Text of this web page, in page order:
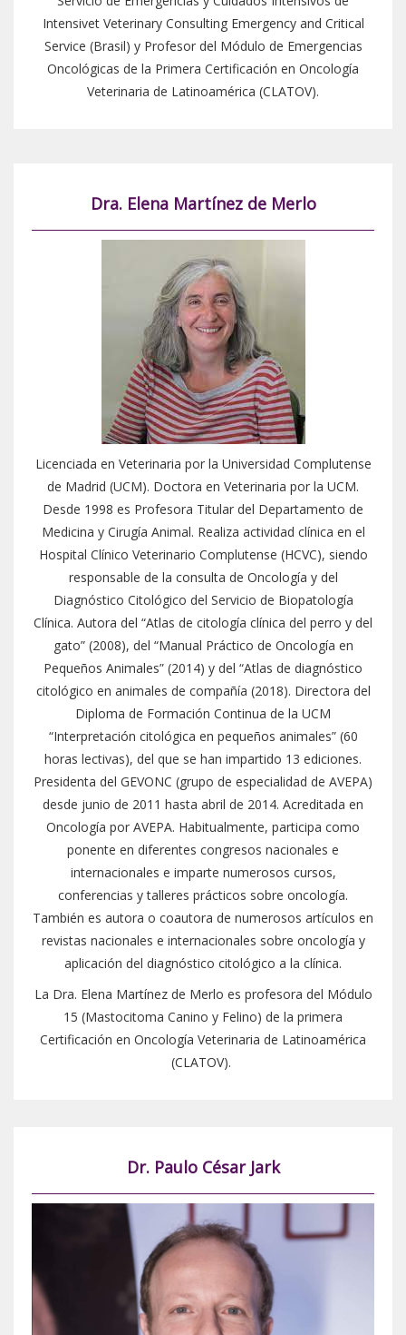
Intensivet Veterinary Consulting Emergency and Critical
Service (Brasil) y Profesor del Módulo de Emergencias
Oncológicas de la Primera Certificación en Oncología
Veterinaria de Latinoamérica (CLATOV).
Dra. Elena Martínez de Merlo
Licenciada en Veterinaria por la Universidad Complutense
de Madrid (UCM). Doctora en Veterinaria por la UCM.
Desde 1998 es Profesora Titular del Departamento de
Medicina y Cirugía Animal. Realiza actividad clínica en el
Hospital Clínico Veterinario Complutense (HCVC), siendo
responsable de la consulta de Oncología y del
Diagnóstico Citológico del Servicio de Biopatología
Clínica. Autora del “Atlas de citología clínica del perro y del
gato” (2008), del “Manual Práctico de Oncología en
Pequeños Animales” (2014) y del “Atlas de diagnóstico
citológico en animales de compañía (2018). Directora del
Diploma de Formación Continua de la UCM
“Interpretación citológica en pequeños animales” (60
horas lectivas), del que se han impartido 13 ediciones.
Presidenta del GEVONC (grupo de especialidad de AVEPA)
desde junio de 2011 hasta abril de 2014. Acreditada en
Oncología por AVEPA. Habitualmente, participa como
ponente en diferentes congresos nacionales e
internacionales e imparte numerosos cursos,
conferencias y talleres prácticos sobre oncología.
También es autora o coautora de numerosos artículos en
revistas nacionales e internacionales sobre oncología y
aplicación del diagnóstico citológico a la clínica.
La Dra. Elena Martínez de Merlo es profesora del Módulo
15 (Mastocitoma Canino y Felino) de la primera
Certificación en Oncología Veterinaria de Latinoamérica
(CLATOV).
Dr. Paulo César Jark